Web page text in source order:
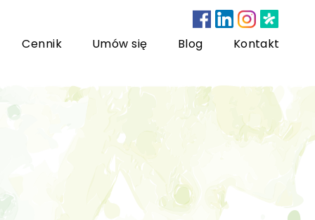
Cennik Umów się Blog Kontakt
bariatryczne
dzieci i młodzieży